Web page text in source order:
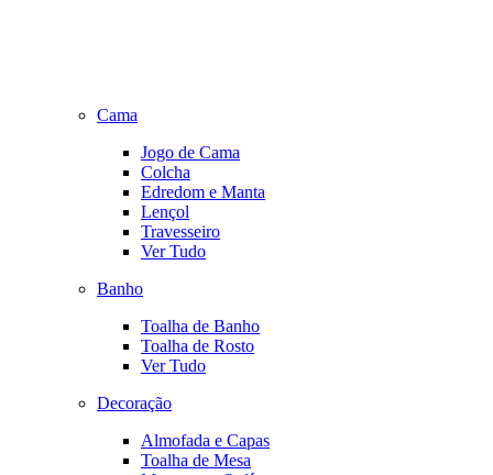
Cama
Jogo de Cama
Colcha
Edredom e Manta
Lençol
Travesseiro
Ver Tudo
Banho
Toalha de Banho
Toalha de Rosto
Ver Tudo
Decoração
Almofada e Capas
Toalha de Mesa